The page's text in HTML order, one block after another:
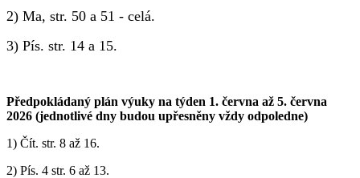
2) Ma, str. 50 a 51 - celá.
3) Pís. str. 14 a 15.
Předpokládaný plán výuky na týden 1. června až 5. června
2026 (jednotlivé dny budou upřesněny vždy odpoledne)
1) ‎Čít. str. 8 až 16.
2) Pís. 4 str. 6 až 13.